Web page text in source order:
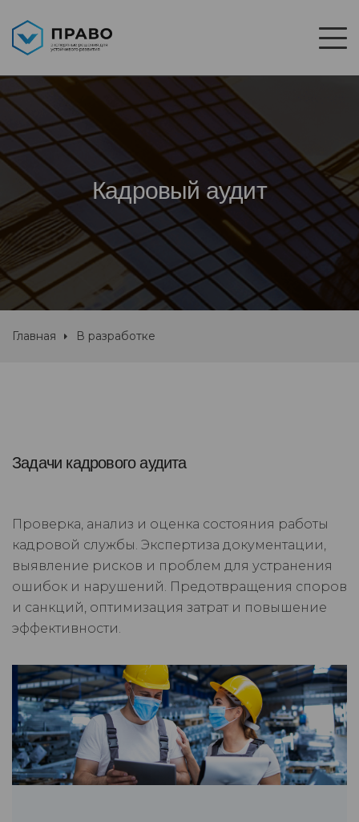
Кадровый аудит
Главная В разработке
Задачи кадрового аудита
Проверка, анализ и оценка состояния работы
кадровой службы. Экспертиза документации,
выявление рисков и проблем для устранения
ошибок и нарушений. Предотвращения споров
и санкций, оптимизация затрат и повышение
эффективности.